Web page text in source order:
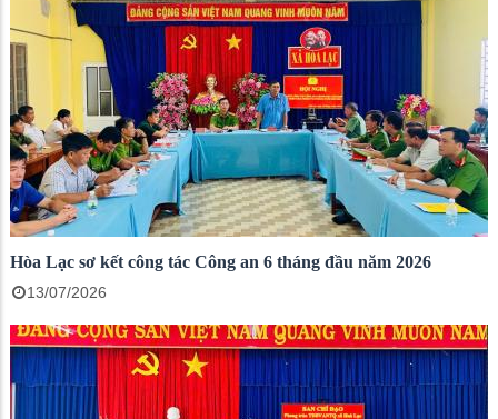
Hòa Lạc sơ kết công tác Công an 6 tháng đầu năm 2026
13/07/2026